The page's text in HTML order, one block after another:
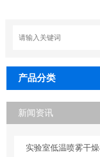
产品分类
新闻资讯
实验室低温喷雾干